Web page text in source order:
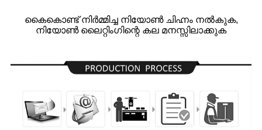
കൈകൊണ്ട് നിർമ്മിച്ച നിയോൺ ചിഹ്നം നൽകുക,
നിയോൺ ലൈറ്റിംഗിന്റെ കല മനസ്സിലാക്കുക